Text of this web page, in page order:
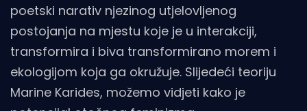
poetski narativ njezinog utjelovljenog
postojanja na mjestu koje je u interakciji,
transformira i biva transformirano morem i
ekologijom koja ga okružuje. Slijedeći teoriju
Marine Karides, možemo vidjeti kako je